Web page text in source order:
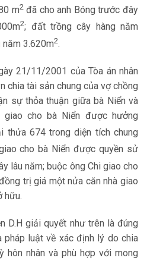
m2đã cho anh Bóng trước đây
2; đất trồng cây hàng năm
3.620m2.
21/11/2001 của Tòa án nhân
chia tài sản chung của vợ chồng
sự thỏa thuận giữa bà Niển và
cho bà Niển được hưởng
thửa 674 trong diện tích chung
cho bà Niển được quyền sử
lâu năm; buộc ông Chi giao cho
trị giá một nửa căn nhà giao
hữu.
D.H giải quyết như trên là đúng
pháp luật về xác định lý do chia
hôn nhân và phù hợp với mong